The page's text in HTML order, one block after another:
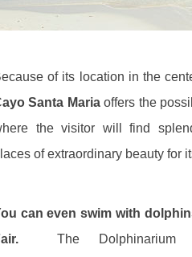
of its location in the
ayo Santa Mariaoffers the
the visitor will find
of extraordinary beauty for
can even swim with
The